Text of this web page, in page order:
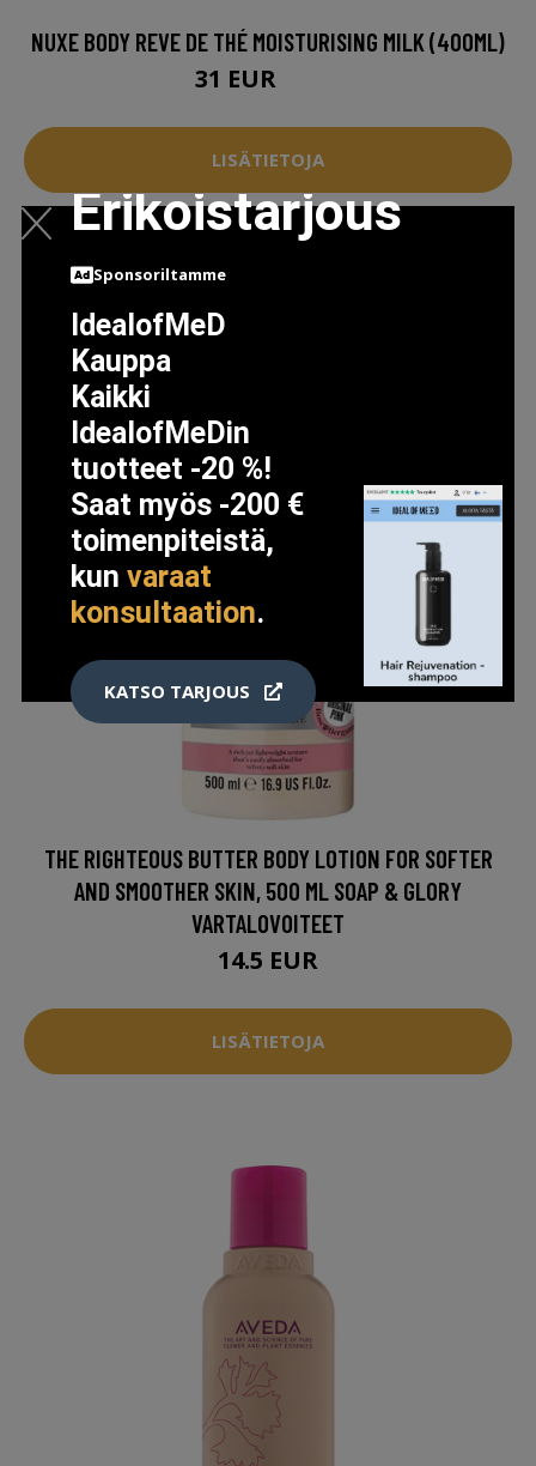
NUXE BODY REVE DE THÉ MOISTURISING MILK (400ML)
31 EUR
LISÄTIETOJA
THE RIGHTEOUS BUTTER BODY LOTION FOR SOFTER
AND SMOOTHER SKIN, 500 ML SOAP & GLORY
VARTALOVOITEET
14.5 EUR
LISÄTIETOJA
Erikoistarjous
Sponsoriltamme
IdealofMeD
Kauppa
Kaikki
IdealofMeDin
tuotteet -20 %!
Saat myös -200 €
toimenpiteistä,
kunvaraat
konsultaation.
KATSO TARJOUS